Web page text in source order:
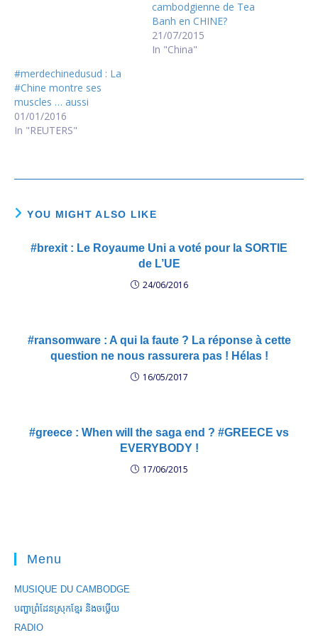
cambodgienne de Tea
Banh en CHINE?
21/07/2015
In "China"
#merdechinedusud : La
#Chine montre ses
muscles … aussi
01/01/2016
In "REUTERS"
YOU MIGHT ALSO LIKE
#brexit : Le Royaume Uni a voté pour la SORTIE
de L’UE
24/06/2016
#ransomware : A qui la faute ? La réponse à cette
question ne nous rassurera pas ! Hélas !
16/05/2017
#greece : When will the saga end ? #GREECE vs
EVERYBODY !
17/06/2015
Menu
MUSIQUE DU CAMBODGE
បញ្ហាព្រំដែនស្រុកខ្មែរ និងចឞ្លើយ
RADIO